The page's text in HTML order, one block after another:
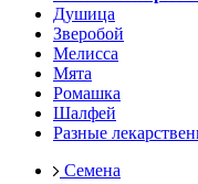
Душица
Зверобой
Мелисса
Мята
Ромашка
Шалфей
Разные
Семена